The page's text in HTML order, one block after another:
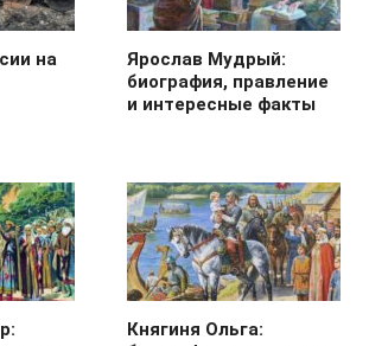
на
Ярослав Мудрый:
биография, правление
и интересные факты
Княгиня Ольга: